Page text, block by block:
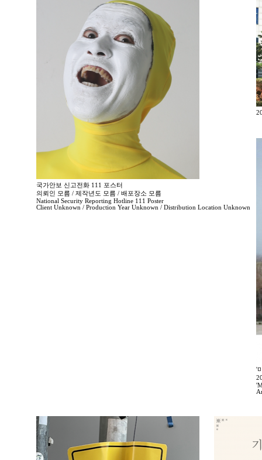
국가안보 신고전화 111 포스터
의뢰인 모름 / 제작년도 모름 / 배포장소 모름
National Security Reporting Hotline 111 Poster
Client Unknown / Production Year Unknown / Distribution Location Unknown
'